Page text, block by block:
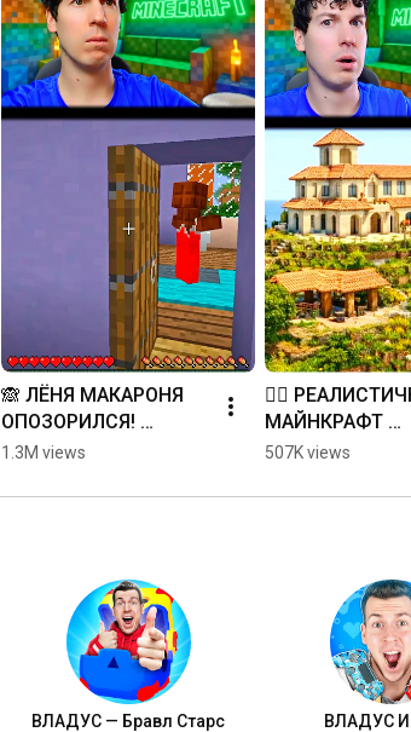
🙈 ЛЁНЯ МАКАРОНЯ
ОПОЗОРИЛСЯ!
#minecraft
1.3M views
😵‍💫
МАЙНКРАФТ
ЧЕЛЛЕНДЖ!
507K views
ВЛАДУС — Бравл Старс ВЛАДУС